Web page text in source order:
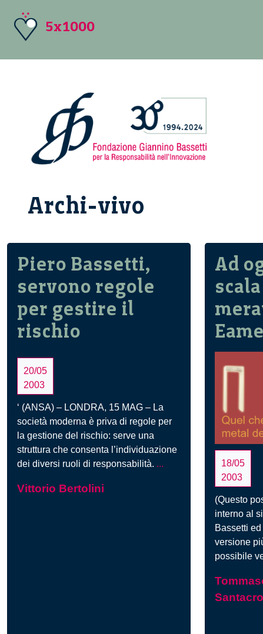
5x1000
Archi-vivo
Piero Bassetti,
servono regole
per gestire il
rischio
20/05
2003
‘ (ANSA) – LONDRA, 15 MAG – La
società moderna è priva di regole per
la gestione del rischio: serve una
struttura che consenta l’individuazione
dei diversi ruoli di responsabilità. ...
Vittorio Bertolini
Ad
18/05
2003
(Questo
interno al
Bassetti
versione
possibile